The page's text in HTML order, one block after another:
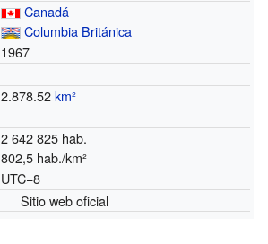
Canadá
Columbia Británica
1967
2.878.52km²
2 642 825 hab.
802,5 hab./km²
UTC−8
Sitio web oficial